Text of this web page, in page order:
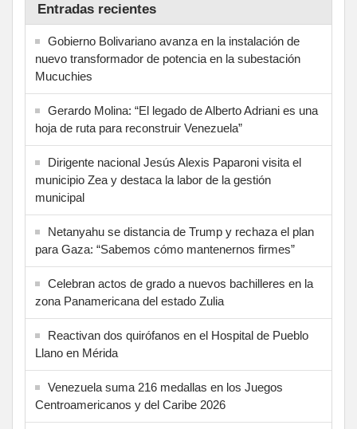
Entradas recientes
Gobierno Bolivariano avanza en la instalación de
nuevo transformador de potencia en la subestación
Mucuchies
Gerardo Molina: “El legado de Alberto Adriani es una
hoja de ruta para reconstruir Venezuela”
Dirigente nacional Jesús Alexis Paparoni visita el
municipio Zea y destaca la labor de la gestión
municipal
Netanyahu se distancia de Trump y rechaza el plan
para Gaza: “Sabemos cómo mantenernos firmes”
Celebran actos de grado a nuevos bachilleres en la
zona Panamericana del estado Zulia
Reactivan dos quirófanos en el Hospital de Pueblo
Llano en Mérida
Venezuela suma 216 medallas en los Juegos
Centroamericanos y del Caribe 2026